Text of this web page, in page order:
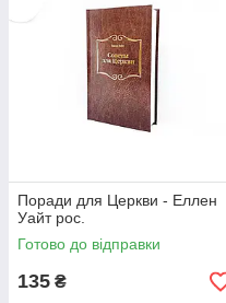
Поради для Церкви - Еллен
Уайт рос.
Готово до відправки
135 ₴